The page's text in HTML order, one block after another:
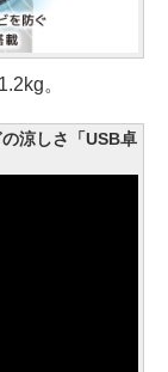
。
涼しさ「USB卓